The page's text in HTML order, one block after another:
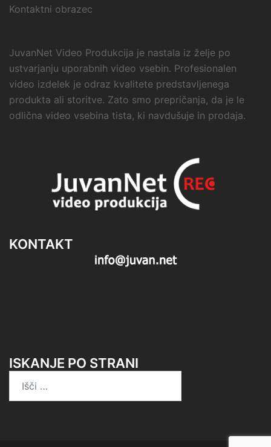
Kontaktni obrazec
JuvanNet Video Produkcija je nastala iz želje po
ustvarjanju uporabnih video vsebin. Profesionalen
video izdelek je odraz kvalitete predstavljenega
produkta ali storitve. Zato smo prepričanja, da je le
odlična video vsebina tista, ki navdušuje in prodaja.
KONTAKT
ISKANJE PO STRANI